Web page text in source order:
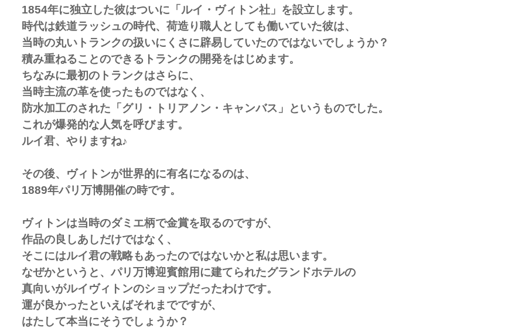
1854年に独立した彼はついに「ルイ・ヴィトン社」を設立します。
時代は鉄道ラッシュの時代、荷造り職人としても働いていた彼は、
当時の丸いトランクの扱いにくさに辟易していたのではないでしょうか？
積み重ねることのできるトランクの開発をはじめます。
ちなみに最初のトランクはさらに、
当時主流の革を使ったものではなく、
防水加工のされた「グリ・トリアノン・キャンバス」というものでした。
これが爆発的な人気を呼びます。
ルイ君、やりますね♪
その後、ヴィトンが世界的に有名になるのは、
1889年パリ万博開催の時です。
ヴィトンは当時のダミエ柄で金賞を取るのですが、
作品の良しあしだけではなく、
そこにはルイ君の戦略もあったのではないかと私は思います。
なぜかというと、パリ万博迎賓館用に建てられたグランドホテルの
真向いがルイヴィトンのショップだったわけです。
運が良かったといえばそれまでですが、
はたして本当にそうでしょうか？